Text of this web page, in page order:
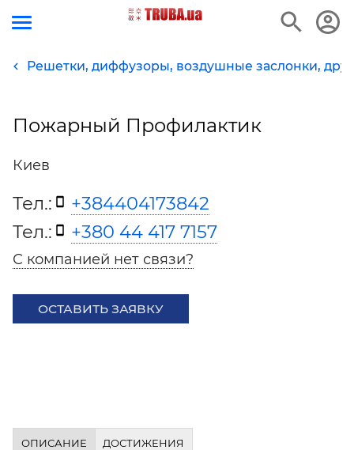
Решетки, диффузоры, воздушные заслонки,
Пожарный Профилактик
Киев
Тел.:
+384404173842
Тел.:
+380 44 417 7157
С компанией нет связи?
ОСТАВИТЬ ЗАЯВКУ
ОПИСАНИЕ ДОСТИЖЕНИЯ